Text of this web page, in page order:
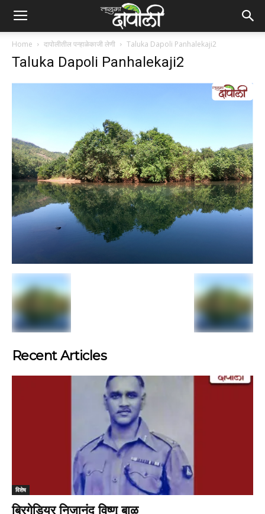
Home दापोलीतील पन्हाळेकाजी लेणी Taluka Dapoli Panhalekaji2
Taluka Dapoli Panhalekaji2
Recent Articles
विशेष
ब्रिगेडियर निजानंद विष्णू बाळ